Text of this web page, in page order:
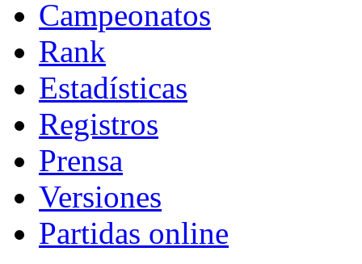
Campeonatos
Rank
Estadísticas
Registros
Prensa
Versiones
Partidas online